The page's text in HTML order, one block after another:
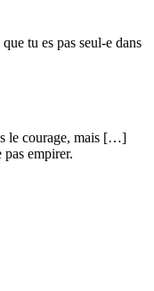
tu es pas seul-e dans
le courage, mais […]
empirer.